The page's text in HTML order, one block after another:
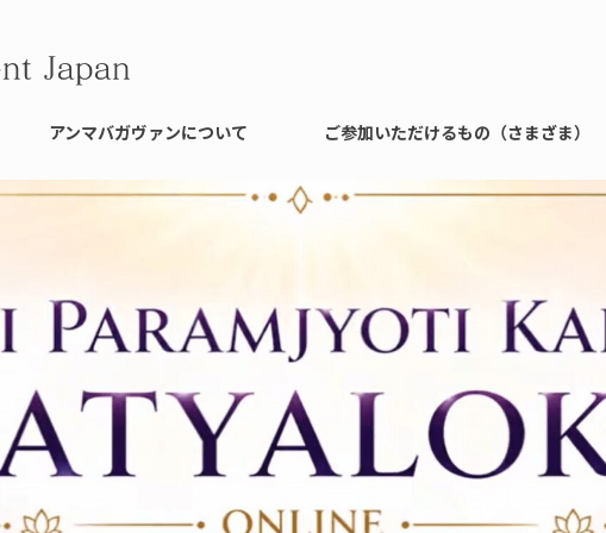
アンマバガヴァンについて ご参加いただけるもの（さまざま）